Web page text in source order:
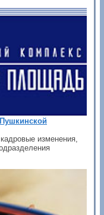
изменения,